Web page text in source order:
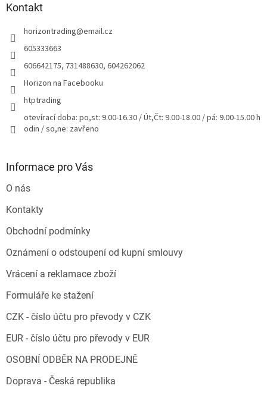
Kontakt
horizontrading@email.cz
605333663
606642175, 731488630, 604262062
Horizon na Facebooku
htptrading
otevírací doba: po,st: 9.00-16.30 / Út,Čt: 9.00-18.00 / pá: 9.00-15.00 h
odin / so,ne: zavřeno
Informace pro Vás
O nás
Kontakty
Obchodní podmínky
Oznámení o odstoupení od kupní smlouvy
Vrácení a reklamace zboží
Formuláře ke stažení
CZK - číslo účtu pro převody v CZK
EUR - číslo účtu pro převody v EUR
OSOBNÍ ODBĚR NA PRODEJNĚ
Doprava - Česká republika